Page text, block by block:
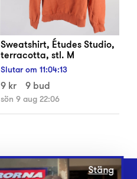
Sweatshirt, Études Studio,
terracotta, stl. M
Slutar om 11:04:12
9 kr 9 bud
sön 9 aug 22:06
Stäng